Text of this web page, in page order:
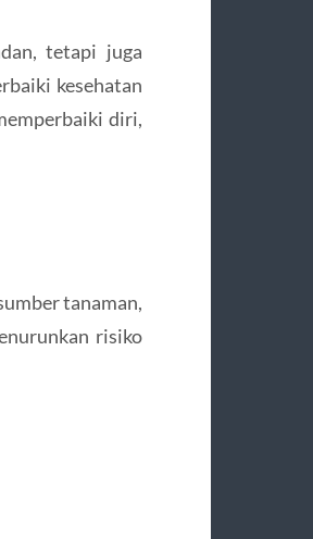
tetapi juga
kesehatan
diri,
tanaman,
risiko